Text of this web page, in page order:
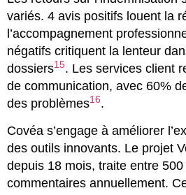
variés. 4 avis positifs louent la
l’accompagnement
négatifs critiquent la lenteur
dossiers15. Les services client
de communication, avec 60%
des problèmes16.
Covéa s’engage à améliorer
des outils innovants. Le projet
depuis 18 mois, traite entre
commentaires annuellement.